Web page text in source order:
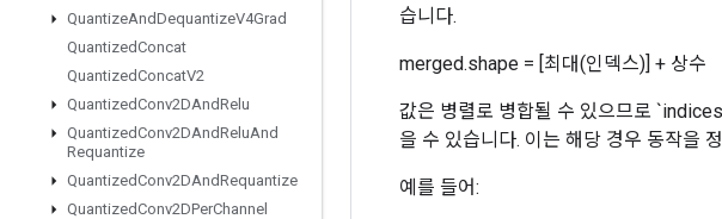
QuantizeAndDequantizeV4Grad
QuantizedConcat
QuantizedConcatV2
QuantizedConv2DAndRelu
QuantizedConv2DAndReluAnd
Requantize
QuantizedConv2DAndRequantize
QuantizedConv2DPerChannel
습니다.
merged.shape = [최대(인덱스)] + 상수
값은 병렬로 병합될 수 있으므로
을 수 있습니다. 이는 해당 경우 동작을
예를 들어: